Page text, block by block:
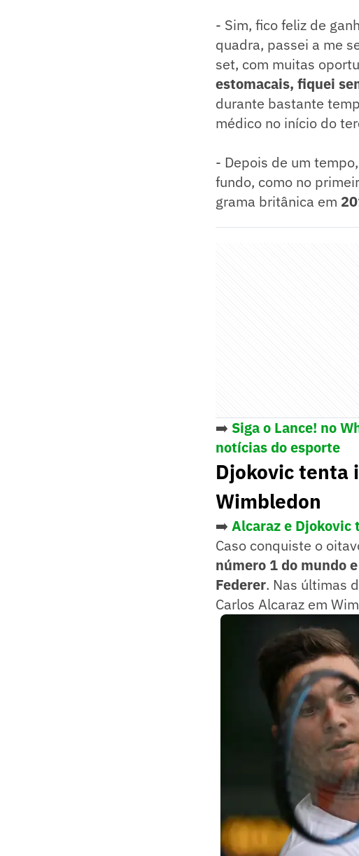
- Sim, fico feliz de
quadra, passei a me
set, com muitas
estomacais, fiquei
durante bastante
médico no início do
- Depois de um
fundo, como no
grama britânica em
➡️ Siga o Lance! no
notícias do esporte
Djokovic tenta
Wimbledon
➡️ Alcaraz e
Caso conquiste o
número 1 do mundo
Federer. Nas últimas
Carlos Alcaraz em